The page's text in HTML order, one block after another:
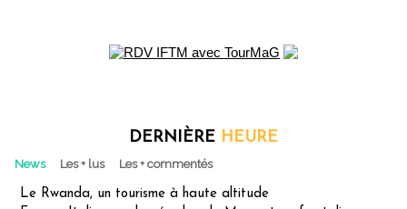
DERNIÈRE HEURE
News Les + lus Les + commentés
Le Rwanda, un tourisme à haute altitude